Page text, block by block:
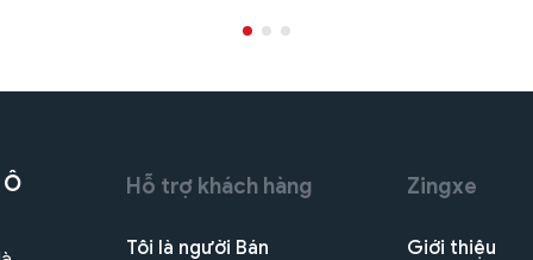
Ô Hỗ trợ khách hàng
Tôi là người Bán
Zingxe
Giới thiệu